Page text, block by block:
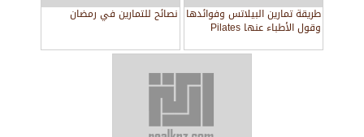
طريقة تمارين البيلاتس وفوائدها
وقول الأطباء عنها Pilates
نصائح للتمارين في رمضان